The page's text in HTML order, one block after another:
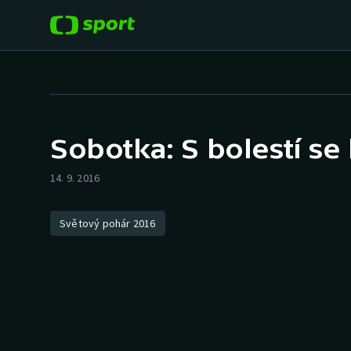
Hokej
Atletika
Baseball a softbal
Sobotka: S bolestí
14. 9. 2016
Světový pohár 2016